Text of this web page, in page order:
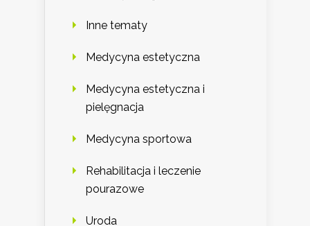
Inne tematy
Medycyna estetyczna
Medycyna estetyczna i
pielęgnacja
Medycyna sportowa
Rehabilitacja i leczenie
pourazowe
Uroda